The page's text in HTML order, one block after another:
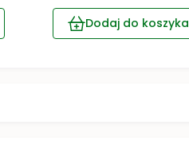
Dodaj do koszyka